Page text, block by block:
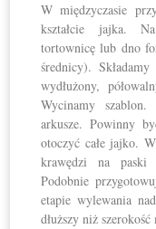
W międzyczasie
kształcie jajka.
tortownicę lub dno
średnicy).
wydłużony,
Wycinamy
arkusze. Powinny
otoczyć całe jajko.
krawędzi na paski
Podobnie
etapie wylewania
dłuższy niż